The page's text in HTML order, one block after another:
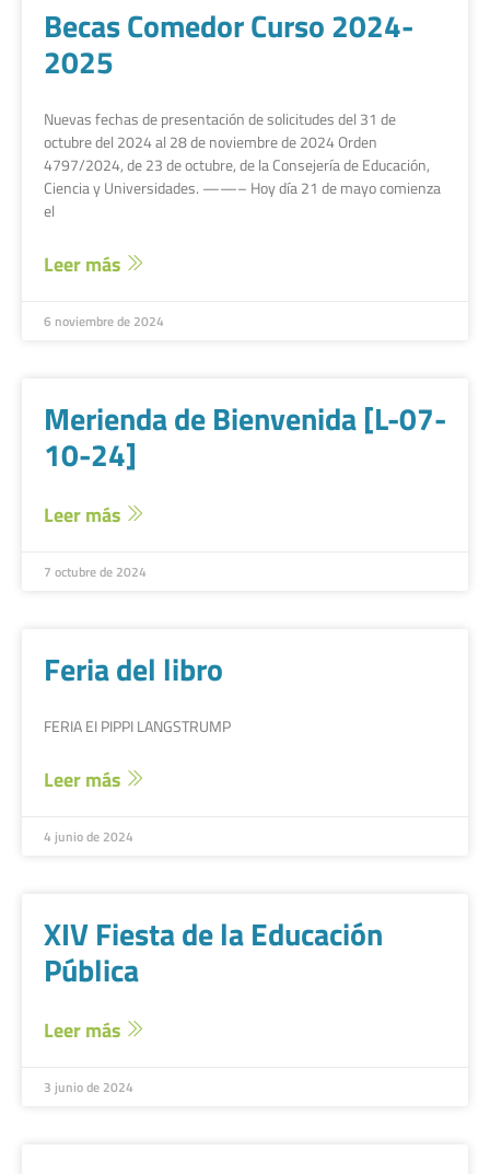
Becas Comedor Curso 2024-
2025
Nuevas fechas de presentación de solicitudes del 31 de
octubre del 2024 al 28 de noviembre de 2024 Orden
4797/2024, de 23 de octubre, de la Consejería de Educación,
Ciencia y Universidades. ——– Hoy día 21 de mayo comienza
el
Leer más
6 noviembre de 2024
Merienda de Bienvenida [L-07-
10-24]
Leer más
7 octubre de 2024
Feria del libro
FERIA EI PIPPI LANGSTRUMP
Leer más
4 junio de 2024
XIV Fiesta de la Educación
Pública
Leer más
3 junio de 2024